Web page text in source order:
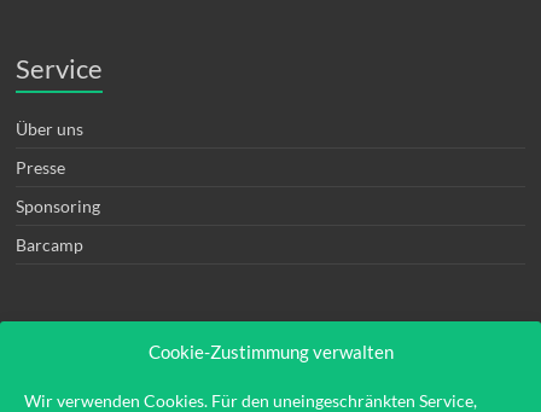
Cookie-Zustimmung verwalten
Wir verwenden Cookies. Für den uneingeschränkten Service,
Service
Über uns
Presse
Sponsoring
Barcamp